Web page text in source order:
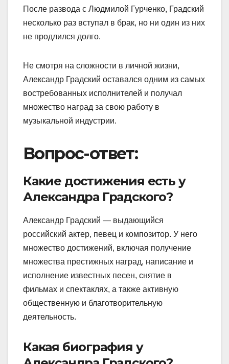
После развода с Людмилой Гурченко, Градский
несколько раз вступал в брак, но ни один из них
не продлился долго.
Не смотря на сложности в личной жизни,
Александр Градский оставался одним из самых
востребованных исполнителей и получал
множество наград за свою работу в
музыкальной индустрии.
Вопрос-ответ:
Какие достижения есть у
Александра Градского?
Александр Градский — выдающийся
российский актер, певец и композитор. У него
множество достижений, включая получение
множества престижных наград, написание и
исполнение известных песен, снятие в
фильмах и спектаклях, а также активную
общественную и благотворительную
деятельность.
Какая биография у